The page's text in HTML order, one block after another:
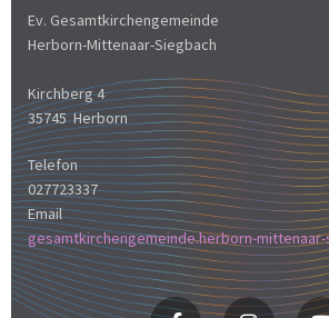
Ev. Gesamtkirchengemeinde
Herborn-Mittenaar-Siegbach
Kirchberg 4
35745 Herborn
Telefon
027723337
Email
gesamtkirchengemeinde.herborn-